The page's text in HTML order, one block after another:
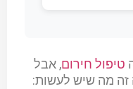
טיפול חירום, אבל
זה מה שיש לעשות: